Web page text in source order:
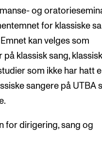
og
for klassiske
kan velges som
klassisk sang,
som ikke har hatt
sangere på UTBA
for dirigering, sang og